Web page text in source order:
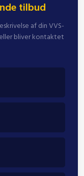
tilbud
af din VVS-
bliver kontaktet